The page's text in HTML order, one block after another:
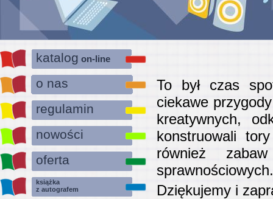
katalog on-line
o nas
regulamin
nowości
oferta
książka
z autografem
To był czas
ciekawe
kreatywnych,
konstruowali
również
sprawnościowych.
Dziękujemy i